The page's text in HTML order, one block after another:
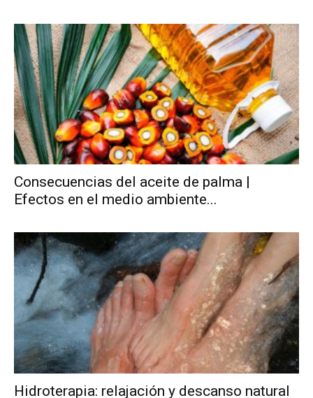
Consecuencias del aceite de palma |
Efectos en el medio ambiente...
Hidroterapia: relajación y descanso natural